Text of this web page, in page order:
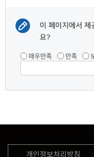
이 페이지에서 제
요?
매우만족 만족
개인정보처리방침